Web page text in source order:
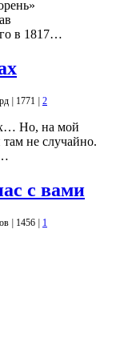
в 1817…
1771 2
Но, на мой
там не случайно.
с вами
1456 1